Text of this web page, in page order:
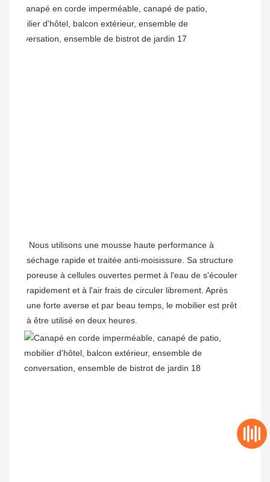
Nous utilisons une mousse haute performance à
séchage rapide et traitée anti-moisissure. Sa structure
poreuse à cellules ouvertes permet à l'eau de s'écouler
rapidement et à l'air frais de circuler librement. Après
une forte averse et par beau temps, le mobilier est prêt
à être utilisé en deux heures.